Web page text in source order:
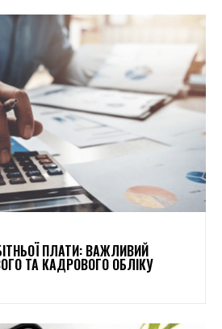
ПЛАТИ: ВАЖЛИВИЙ
ТА КАДРОВОГО ОБЛІКУ